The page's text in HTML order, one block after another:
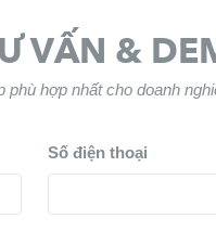
VẤN &
hợp nhất cho doanh
Số điện thoại
nhu cầu của
khi sử dụng dịch